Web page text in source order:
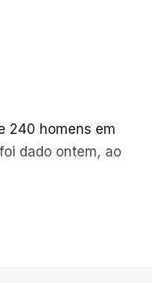
240 homens em
dado ontem, ao